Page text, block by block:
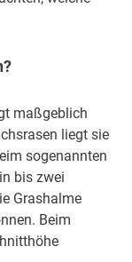
maßgeblich
liegt sie
sogenannten
bis zwei
Grashalme
Beim